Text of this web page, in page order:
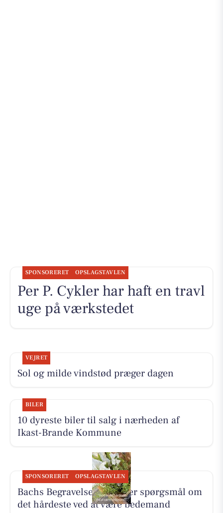
SPONSORERET OPSLAGSTAVLEN
Per P. Cykler har haft en travl
uge på værkstedet
VEJRET
Sol og milde vindstød præger dagen
BILER
10 dyreste biler til salg i nærheden af
Ikast-Brande Kommune
SPONSORERET OPSLAGSTAVLEN
Bachs Begravelser besvarer spørgsmål om
det hårdeste ved at være bedemand